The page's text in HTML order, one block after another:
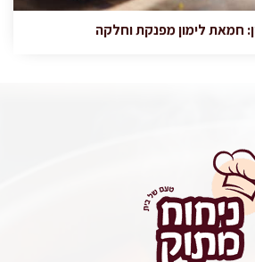
חמאת לימון מפנקת וחלקה